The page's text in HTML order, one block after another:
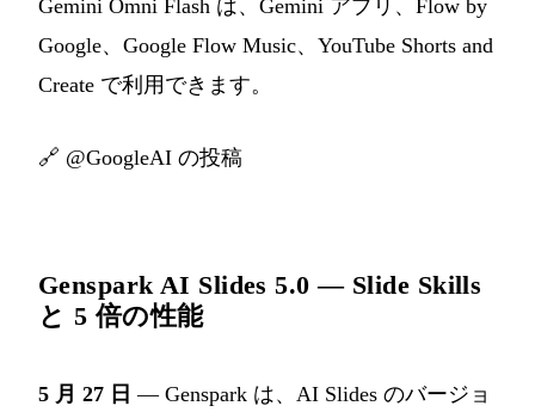
Gemini Omni Flash は、Gemini アプリ、Flow by
Google、Google Flow Music、YouTube Shorts and
Create で利用できます。
🔗 @GoogleAI の投稿
Genspark AI Slides 5.0 — Slide Skills
と 5 倍の性能
5 月 27 日 — Genspark は、AI Slides のバージョ